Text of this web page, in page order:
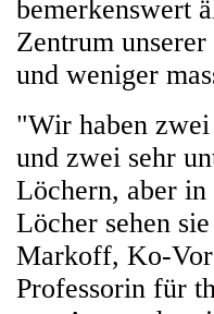
bemerkenswert
Zentrum
und weniger
"Wir haben
und zwei sehr
Löchern, aber in
Löcher sehen
Markoff, Ko-
Professorin für